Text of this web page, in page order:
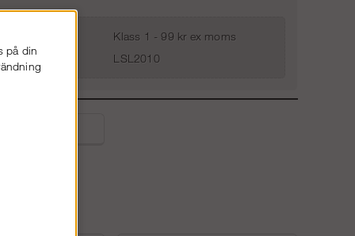
Klass 1 - 99 kr ex moms
LSL2010
på din